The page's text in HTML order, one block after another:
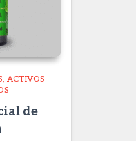
ACTIVOS
de